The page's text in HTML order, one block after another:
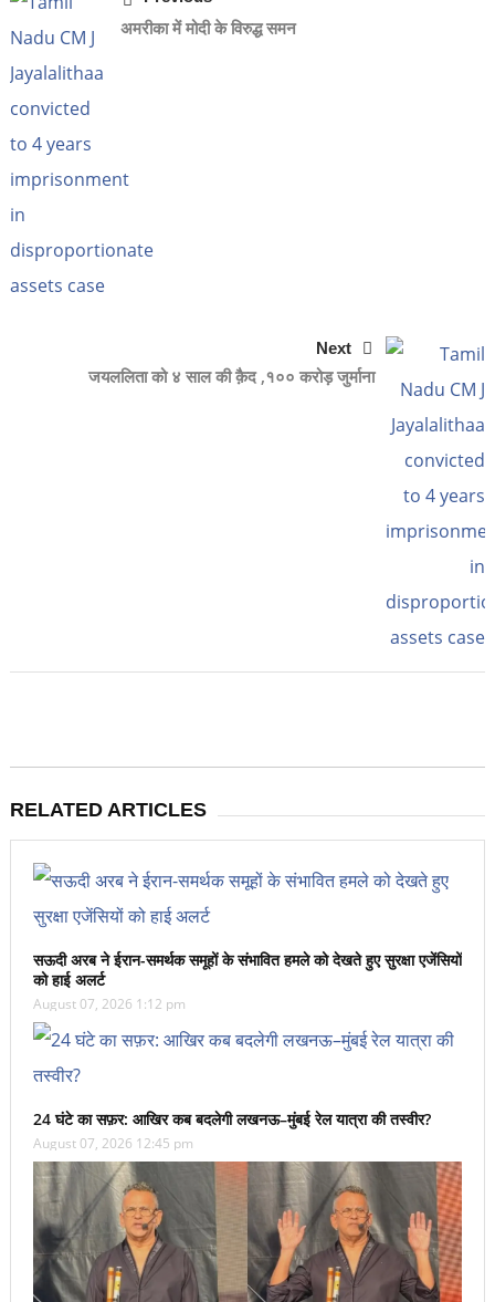
अमरीका में मोदी के विरुद्ध समन
Next
जयललिता को ४ साल की क़ैद ,१०० करोड़ जुर्माना
RELATED ARTICLES
सऊदी अरब ने ईरान-समर्थक समूहों के संभावित हमले को देखते हुए सुरक्षा एजेंसियों
को हाई अलर्ट
August 07, 2026 1:12 pm
24 घंटे का सफ़र: आखिर कब बदलेगी लखनऊ–मुंबई रेल यात्रा की तस्वीर?
August 07, 2026 12:45 pm